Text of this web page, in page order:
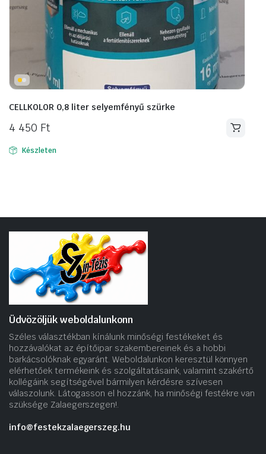
CELLKOLOR 0,8 liter selyemfényű szürke
4 450 Ft
Készleten
Üdvözöljük weboldalunkonn
Széles választékban kínálunk minőségi festékeket és
hozzávalókat az építőipar szakembereinek és a hobbi
barkácsolóknak egyaránt. Weboldalunkon keresztül könnyen
elérhetőek termékeink és szolgáltatásaink, valamint szakértő
kollégáink segítségével bármilyen kérdésre szívesen
válaszolunk. Látogasson el hozzánk, ha minőségi festékre van
szüksége Zalaegerszegen!.
info@festekzalaegerszeg.hu